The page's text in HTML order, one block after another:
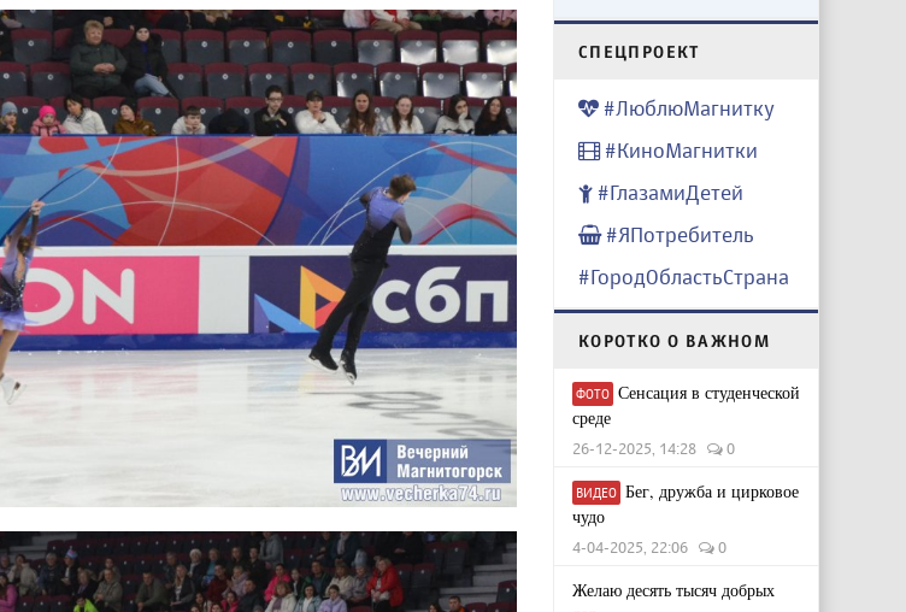
CПЕЦПРОЕКТ
#ЛюблюМагнитку
#КиноМагнитки
#ГлазамиДетей
#ЯПотребитель
#ГородОбластьСтрана
КОРОТКО О ВАЖНОМ
ФОТО Сенсация в студенческой
среде
26-12-2025, 14:28 0
ВИДЕО Бег, дружба и цирковое
чудо
4-04-2025, 22:06 0
Желаю десять тысяч добрых